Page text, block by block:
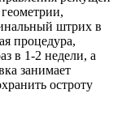
штрих в
процедура,
в 1-2 недели, а
занимает
остроту